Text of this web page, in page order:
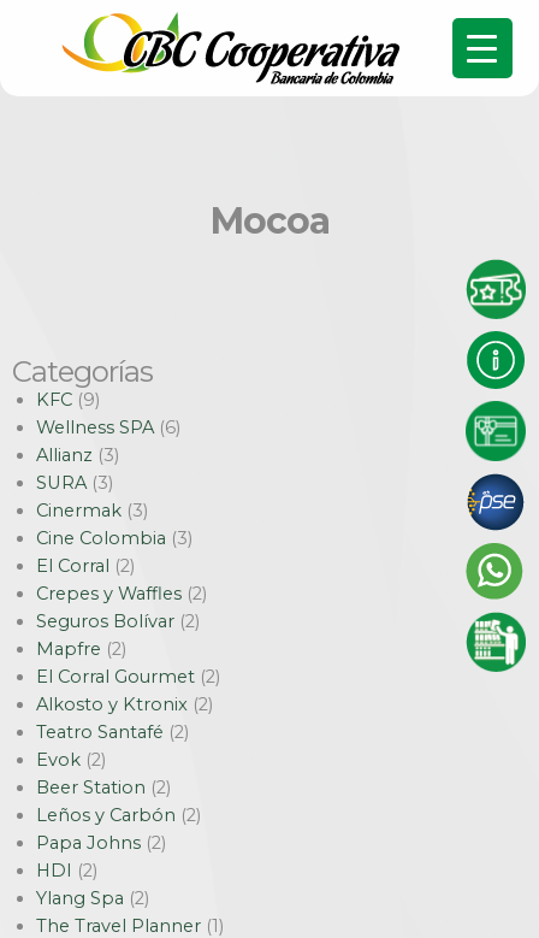
Mocoa
Categorías
KFC (9)
Wellness SPA(6)
Allianz (3)
SURA(3)
Cinermak (3)
Cine Colombia (3)
El Corral (2)
Crepes y Waffles (2)
Seguros Bolívar (2)
Mapfre (2)
El Corral Gourmet (2)
Alkosto y Ktronix (2)
Teatro Santafé (2)
Evok (2)
Beer Station (2)
Leños y Carbón (2)
Papa Johns (2)
HDI (2)
Ylang Spa (2)
The Travel Planner (1)